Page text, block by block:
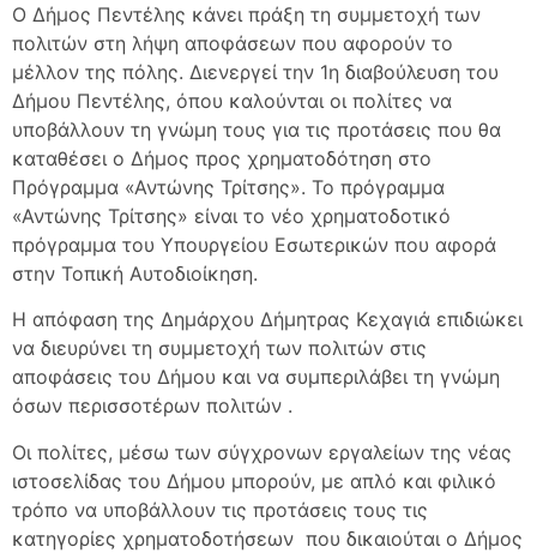
Ο Δήμος Πεντέλης κάνει πράξη τη συμμετοχή των
πολιτών στη λήψη αποφάσεων που αφορούν το
μέλλον της πόλης. Διενεργεί την 1η διαβούλευση του
Δήμου Πεντέλης, όπου καλούνται οι πολίτες να
υποβάλλουν τη γνώμη τους για τις προτάσεις που θα
καταθέσει ο Δήμος προς χρηματοδότηση στο
Πρόγραμμα «Αντώνης Τρίτσης». Το πρόγραμμα
«Αντώνης Τρίτσης» είναι το νέο χρηματοδοτικό
πρόγραμμα του Υπουργείου Εσωτερικών που αφορά
στην Τοπική Αυτοδιοίκηση.
Η απόφαση της Δημάρχου Δήμητρας Κεχαγιά επιδιώκει
να διευρύνει τη συμμετοχή των πολιτών στις
αποφάσεις του Δήμου και να συμπεριλάβει τη γνώμη
όσων περισσοτέρων πολιτών .
Οι πολίτες, μέσω των σύγχρονων εργαλείων της νέας
ιστοσελίδας του Δήμου μπορούν, με απλό και φιλικό
τρόπο να υποβάλλουν τις προτάσεις τους τις
κατηγορίες χρηματοδοτήσεων που δικαιούται ο Δήμος